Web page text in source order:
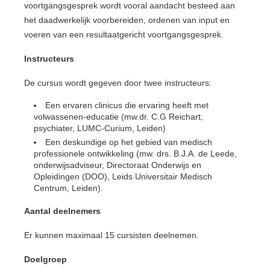
voortgangsgesprek wordt vooral aandacht besteed aan
het daadwerkelijk voorbereiden, ordenen van input en
voeren van een resultaatgericht voortgangsgesprek.
Instructeurs
De cursus wordt gegeven door twee instructeurs:
Een ervaren clinicus die ervaring heeft met
volwassenen-educatie (mw.dr. C.G Reichart,
psychiater, LUMC-Curium, Leiden)
Een deskundige op het gebied van medisch
professionele ontwikkeling (mw. drs. B.J.A. de Leede,
onderwijsadviseur, Directoraat Onderwijs en
Opleidingen (DOO), Leids Universitair Medisch
Centrum, Leiden).
Aantal deelnemers
Er kunnen maximaal 15 cursisten deelnemen.
Doelgroep